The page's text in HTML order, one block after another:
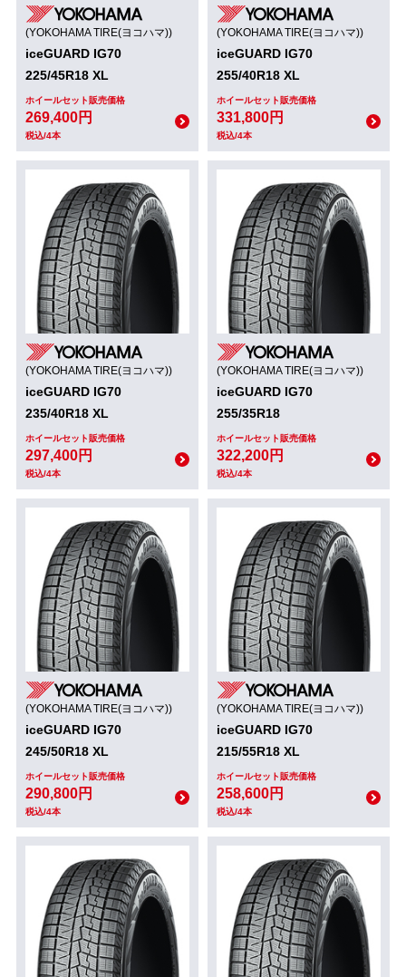
(YOKOHAMA TIRE(ヨコハマ))
iceGUARD IG70
225/45R18 XL
ホイールセット販売価格
269,400円
税込/4本
(YOKOHAMA TIRE(ヨコハマ))
iceGUARD IG70
255/40R18 XL
ホイールセット販売価格
331,800円
税込/4本
(YOKOHAMA TIRE(ヨコハマ))
iceGUARD IG70
235/40R18 XL
ホイールセット販売価格
297,400円
税込/4本
(YOKOHAMA TIRE(ヨコハマ))
iceGUARD IG70
255/35R18
ホイールセット販売価格
322,200円
税込/4本
(YOKOHAMA TIRE(ヨコハマ))
iceGUARD IG70
245/50R18 XL
ホイールセット販売価格
290,800円
税込/4本
(YOKOHAMA TIRE(ヨコハマ))
iceGUARD IG70
215/55R18 XL
ホイールセット販売価格
258,600円
税込/4本